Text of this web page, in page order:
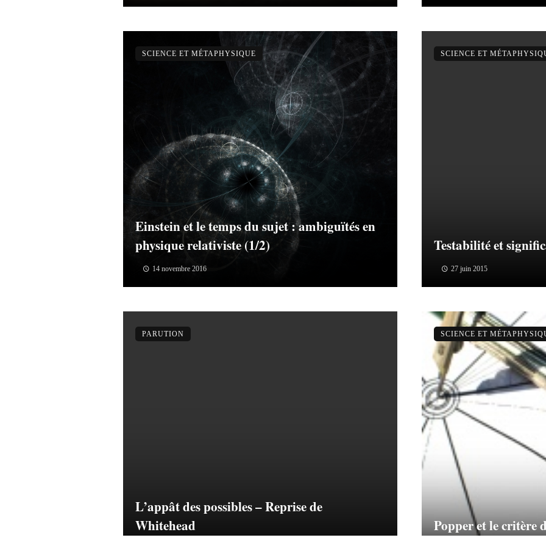
Einstein et le temps du sujet : ambiguïtés en
physique relativiste (1/2)
14 novembre 2016
SCIENCE ET MÉTAPHYSIQUE
Testabilité et
27 juin 2015
SCIENCE ET
L’appât des possibles – Reprise de
Whitehead
PARUTION
Popper et le critère
SCIENCE ET